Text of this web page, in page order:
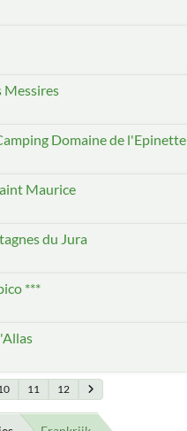
Messires
Domaine de l'Epinette
Maurice
du Jura
***
11 12